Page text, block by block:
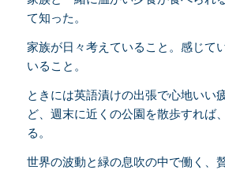
て知った。
家族が日々考えていること。感じて
いること。
ときには英語漬けの出張で心地いい
ど、週末に近くの公園を散歩すれば
る。
世界の波動と緑の息吹の中で働く、贅